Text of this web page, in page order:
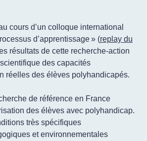
cours d’un colloque international
d’apprentissage » (replay du
résultats de cette recherche-action
des capacités
réelles des élèves polyhandicapés.
de référence en France
des élèves avec polyhandicap.
très spécifiques
et environnementales